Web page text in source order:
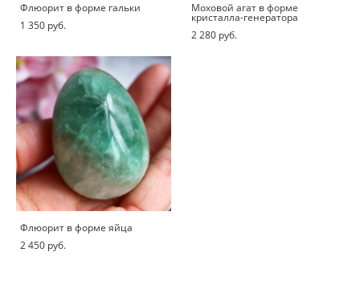
Флюорит в форме гальки
1 350 pуб.
Моховой агат в форме
кристалла-генератора
2 280 pуб.
Флюорит в форме яйца
2 450 pуб.